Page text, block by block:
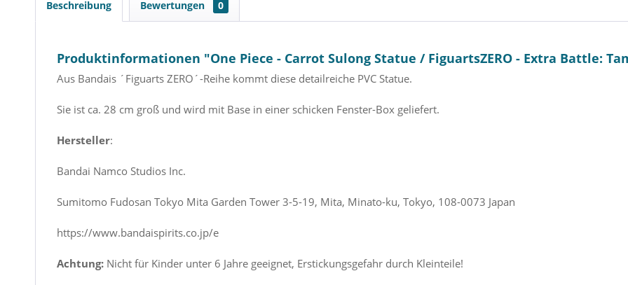
Beschreibung Bewertungen 0
Produktinformationen "One Piece - Carrot Sulong Statue / FiguartsZERO - Extra Battle:
Aus Bandais ´Figuarts ZERO´-Reihe kommt diese detailreiche PVC Statue.
Sie ist ca. 28 cm groß und wird mit Base in einer schicken Fenster-Box geliefert.
Hersteller:
Bandai Namco Studios Inc.
Sumitomo Fudosan Tokyo Mita Garden Tower 3-5-19, Mita, Minato-ku, Tokyo, 108-0073 Japan
https://www.bandaispirits.co.jp/e
Achtung: Nicht für Kinder unter 6 Jahre geeignet, Erstickungsgefahr durch Kleinteile!